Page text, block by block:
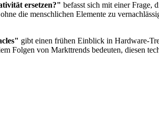
ersetzen?" befasst sich mit einer Frage,
die menschlichen Elemente zu
gibt einen frühen Einblick in Hardware-
Folgen von Markttrends bedeuten, diesen